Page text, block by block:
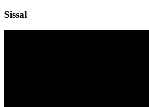
Sissal